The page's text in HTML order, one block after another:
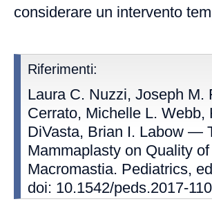
considerare un intervento
Riferimenti:
Laura C. Nuzzi, Joseph
Cerrato, Michelle L.
DiVasta, Brian I. Labow —
Mammaplasty on Quality
Macromastia. Pediatrics,
doi: 10.1542/peds.2017-